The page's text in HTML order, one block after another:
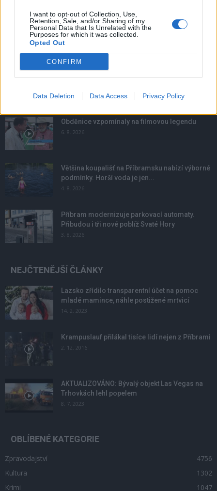
I want to opt-out of Collection, Use,
Retention, Sale, and/or Sharing of my
Personal Data that Is Unrelated with the
Purposes for which it was collected.
Opted Out
CONFIRM
Data Deletion Data Access Privacy Policy
NOVINKY
Obděnice vzpomínaly na filmovou legendu
6. 8. 2026
Většina koupališť na Příbramsku nabízí výborné
podmínky. Horší voda je jen...
4. 8. 2026
Příbram modernizuje parkovací automaty.
Přibudou i tři nové poblíž Svaté Hory
3. 8. 2026
NEJČTENĚJŠÍ ČLÁNKY
Lazsko zřídilo transparentní účet na pomoc
mladé mamince, náhle postižené mrtvicí
14. 2. 2023
Krampuslauf přilákal tisíce lidí nejen z Příbrami
2. 12. 2016
AKTUALIZOVÁNO: Bývalý objekt Las Vegas na
Trhovkách lehl popelem
8. 7. 2023
OBLÍBENÉ KATEGORIE
Zpravodajství
4756
Kultura
1302
Krimi
1047